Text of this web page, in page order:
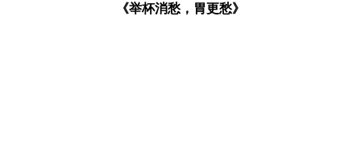
《举杯消愁，胃更愁》